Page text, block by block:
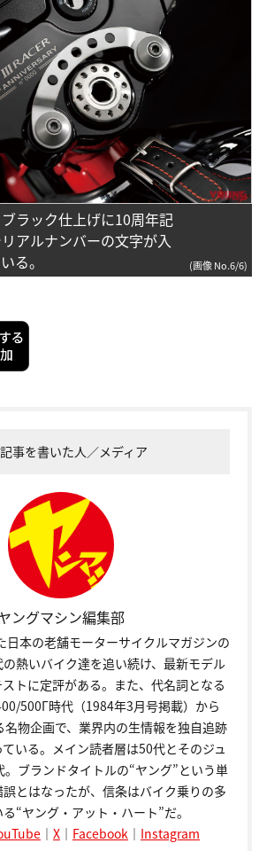
ラック仕上げに10周年記
アルナンバーの文字が入
る。
(画像 No.6/6)
事を書いた人／メディア
ングマシン編集部
日本の老舗モーターサイクルマガジンの
熱いバイク達を追い続け、最新モデル
トに定評がある。また、代名詞となる
500Γ時代（1984年3月号掲載）から
物企画で、業界内の生情報を独自追跡
いる。メイン読者層は50代とそのジュ
ブランドタイトルの“ヤング”という単
とはなったが、信条はバイク乗りの多
“ヤング・アット・ハート”だ。
｜ X ｜ Facebook ｜ Instagram